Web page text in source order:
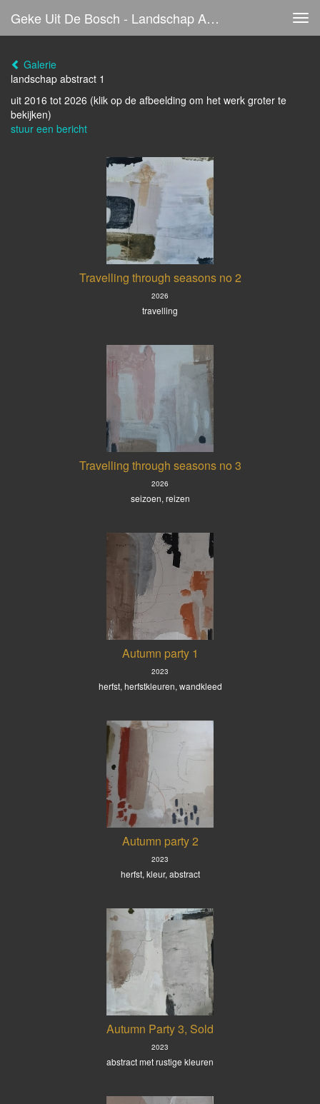
Geke Uit De Bosch - Landschap Abstract 1
Galerie
landschap abstract 1
uit 2016 tot 2026 (klik op de afbeelding om het werk groter te
bekijken)
stuur een bericht
Travelling through seasons no 2
2026
travelling
Travelling through seasons no 3
2026
seizoen, reizen
Autumn party 1
2023
herfst, herfstkleuren, wandkleed
Autumn party 2
2023
herfst, kleur, abstract
Autumn Party 3, Sold
2023
abstract met rustige kleuren